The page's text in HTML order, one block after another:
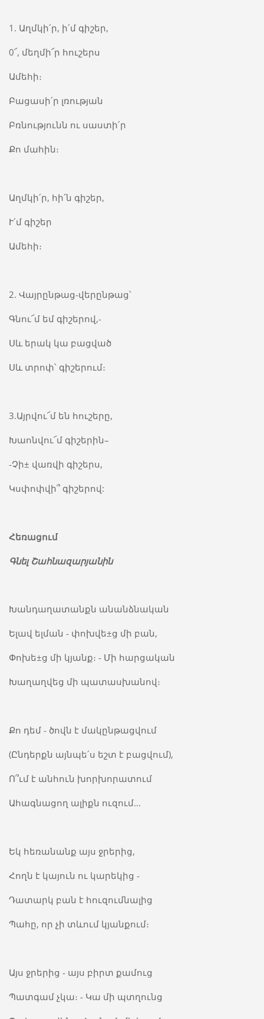
1. Աղմկի՛ր, ի՛մ գիշեր,
0՜, մեղմի՜ր հուշերս
Ամեհի։
Բացասի՛ր լռության
Բռնությունն ու սաստի՛ր
Քո մահին։
Աղմկի՛ր, հի՛ն գիշեր,
Ւ՛մ գիշեր
Ամեհի։
2. Վայրընթաց-վերընթաց՝
Գնու՜մ եմ գիշերով,-
Սև երակ կա բացված
Սև տրոփ՝ գիշերում։
3.Այրվու՜մ են հուշերը,
Խաոնվու՜մ գիշերին–
-Չի± վառվի գիշերս,
Կսփոփվի՞ գիշերով:
Հեռացում
Գնել Շահնազարյանին
Խանդաղատանքն անանձնական
Ելավ ելման - փոխվե±ց մի բան,
Փոխե±ց մի կյանք։ - Մի հարցական
Խաղաղվեց մի պատասխանով։
Քո դեմ - ծովն է մակընթացվում
(Ընդերքն այնպե՛ս եշտ է բացվում),
Ո՞ւմ է անհուն խորխորատում
Ահագնացող ալիքն ուզում...
Եկ հեռանանք այս ջրերից,
Հողն է կայուն ու կարեկից -
Դատարկ բան է հուզումնալից
Պահը, որ չի տևում կյանքում։
Այս ջրերից - այս բիրտ քամուց
Պատգամ չկա։ - Կա մի պտղունց